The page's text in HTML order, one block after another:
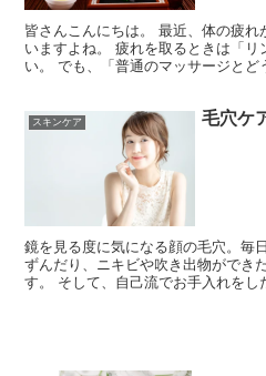
皆さんこんにちは。 最近、体の疲
いますよね。 疲れを取るときは「リ
い。 でも、「普通のマッサージとど
スキンケア 毛穴ケ
鏡を見る度に気になる顔の毛穴。毎
ずんだり、ニキビや吹き出物ができ
す。 そして、自己流でお手入れをし